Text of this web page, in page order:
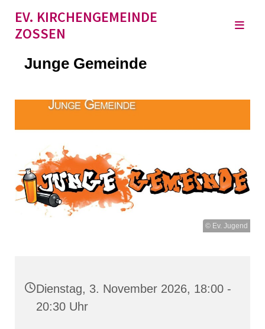
EV. KIRCHENGEMEINDE
ZOSSEN
Junge Gemeinde
© Ev. Jugend
Dienstag, 3. November 2026, 18:00 -
20:30 Uhr